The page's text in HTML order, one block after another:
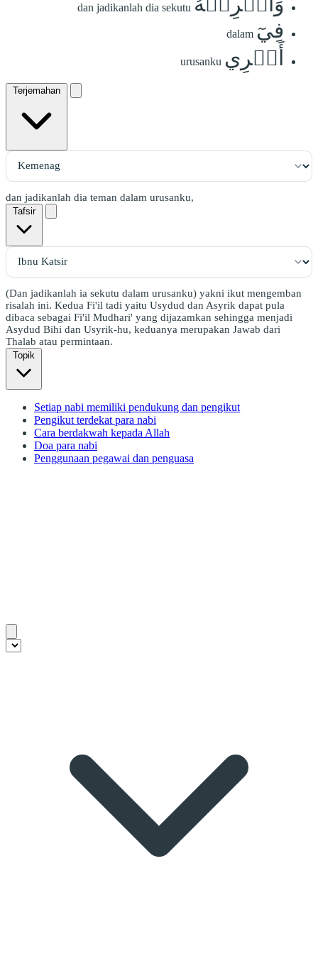
dan jadikanlah dia sekutu
فِيٓ dalam
أَمۡرِي urusanku
Terjemahan
dan jadikanlah dia teman dalam urusanku,
Tafsir
(Dan jadikanlah ia sekutu dalam urusanku) yakni ikut mengemban
risalah ini. Kedua Fi'il tadi yaitu Usydud dan Asyrik dapat pula
dibaca sebagai Fi'il Mudhari' yang dijazamkan sehingga menjadi
Asydud Bihi dan Usyrik-hu, keduanya merupakan Jawab dari
Thalab atau permintaan.
Topik
Setiap nabi memiliki pendukung dan pengikut
Pengikut terdekat para nabi
Cara berdakwah kepada Allah
Doa para nabi
Penggunaan pegawai dan penguasa